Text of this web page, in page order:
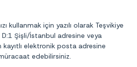
kullanmak için yazılı olarak Teşvikiye
D:1 Şişli/İstanbul adresine veya
elektronik posta adresine
edebilirsiniz.